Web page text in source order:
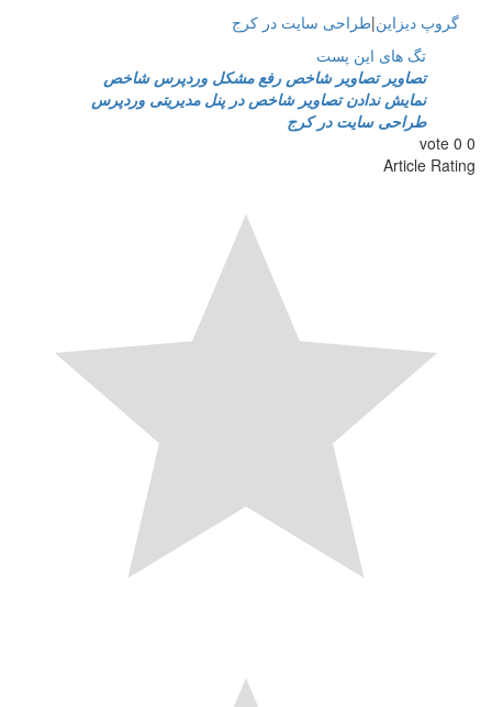
گروپ دیزاین|طراحی سایت در کرج
تگ های این پست
تصاویر تصاویر شاخص رفع مشکل وردپرس شاخص
نمایش ندادن تصاویر شاخص در پنل مدیریتی وردپرس
طراحی سایت در کرج
0
0
vote
Article Rating